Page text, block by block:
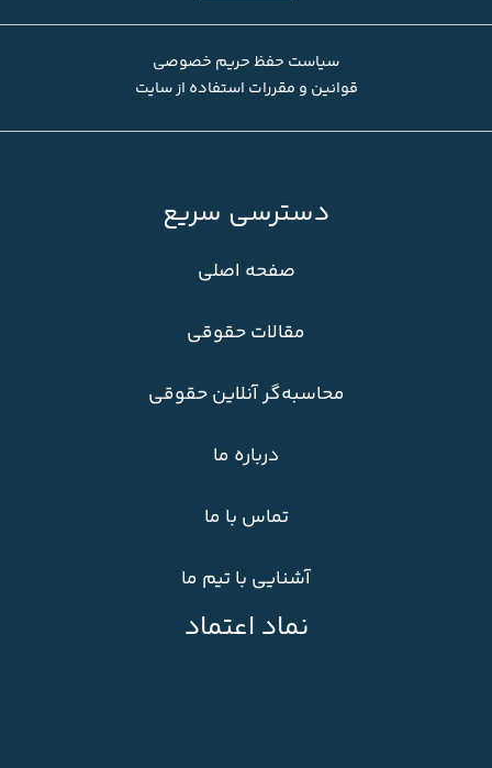
سیاست حفظ حریم خصوصی
قوانین و مقررات استفاده از سایت
دسترسی سریع
صفحه اصلی
مقالات حقوقی
محاسبه‌گر آنلاین حقوقی
درباره ما
تماس با ما
آشنایی با تیم ما
نماد اعتماد